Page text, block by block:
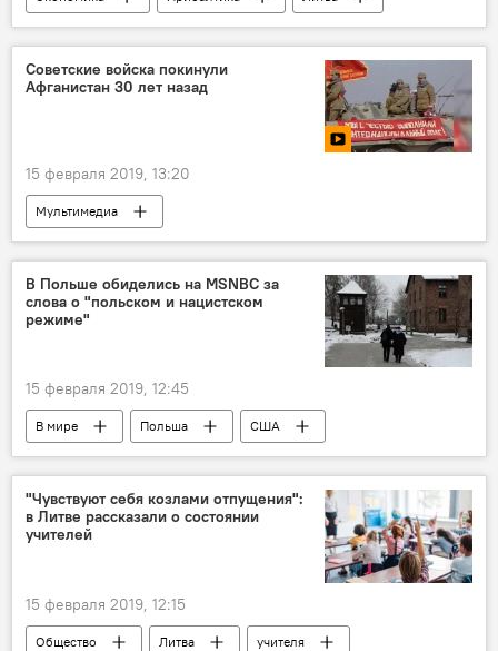
Латвия
Финляндия Эстония
Советские войска покинули
Афганистан 30 лет назад
15 февраля 2019, 13:20
Мультимедиа
Афганистан: 30 лет в ожидании мира
Видео
Мультимедиа
Афганистан
советские военные
В Польше обиделись на MSNBC за
слова о "польском и нацистском
режиме"
15 февраля 2019, 12:45
В мире Польша
США
Вторая мировая война
"Чувствуют себя козлами отпущения":
в Литве рассказали о состоянии
учителей
15 февраля 2019, 12:15
Общество Литва учителя